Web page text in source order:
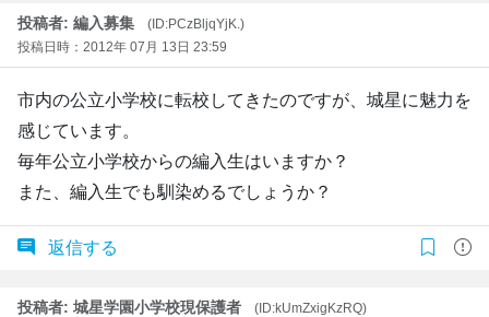
投稿者: 編入募集
(ID:PCzBljqYjK.)
投稿日時：2012年 07月 13日 23:59
市内の公立小学校に転校してきたのですが、城星に魅力を
感じています。
毎年公立小学校からの編入生はいますか？
また、編入生でも馴染めるでしょうか？
返信する
投稿者: 城星学園小学校現保護者
(ID:kUmZxigKzRQ)